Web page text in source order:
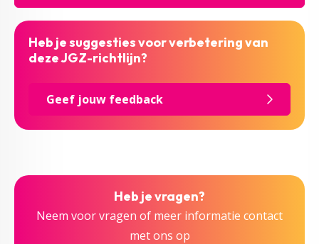
Heb je suggesties voor verbetering van
deze JGZ-richtlijn?
Geef jouw feedback
Heb je vragen?
Neem voor vragen of meer informatie contact
met ons op